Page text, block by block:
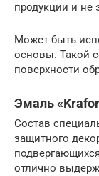
продукции и не
Может быть
основы. Такой
поверхности
Эмаль
Состав
защитного
отлично